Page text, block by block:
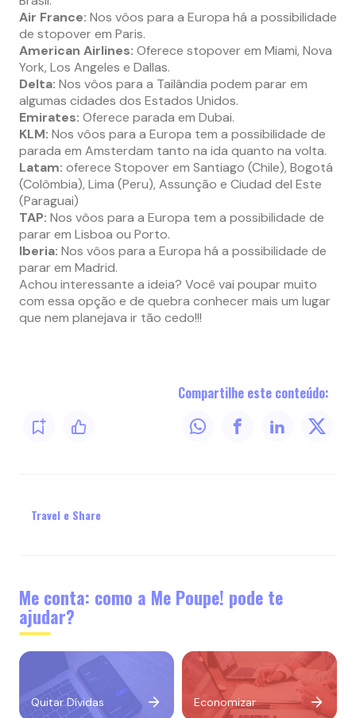
Air France: Nos vôos para a Europa há a possibilidade
de stopover em Paris.
American Airlines: Oferece stopover em Miami, Nova
York, Los Angeles e Dallas.
Delta: Nos vôos para a Tailândia podem parar em
algumas cidades dos Estados Unidos.
Emirates: Oferece parada em Dubai.
KLM: Nos vôos para a Europa tem a possibilidade de
parada em Amsterdam tanto na ida quanto na volta.
Latam: oferece Stopover em Santiago (Chile), Bogotá
(Colômbia), Lima (Peru), Assunção e Ciudad del Este
(Paraguai)
TAP: Nos vôos para a Europa tem a possibilidade de
parar em Lisboa ou Porto.
Iberia: Nos vôos para a Europa há a possibilidade de
parar em Madrid.
Achou interessante a ideia? Você vai poupar muito
com essa opção e de quebra conhecer mais um lugar
que nem planejava ir tão cedo!!!
Compartilhe este conteúdo:
Travel e Share
Me conta: como a Me Poupe! pode te
ajudar?
Quitar Dívidas Economizar